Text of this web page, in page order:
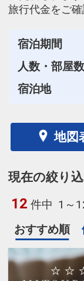
旅行代金をご確
宿泊期間
人数・部屋数
宿泊地
地図
現在の絞り
12 件中 1～
おすすめ順